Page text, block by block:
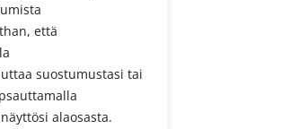
että
suostumustasi tai
alaosasta.